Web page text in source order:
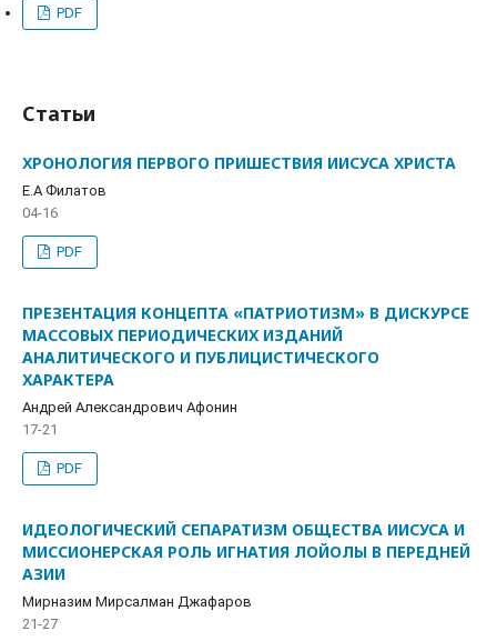
PDF
Статьи
ХРОНОЛОГИЯ ПЕРВОГО ПРИШЕСТВИЯ ИИСУСА ХРИСТА
Е.А Филатов
04-16
PDF
ПРЕЗЕНТАЦИЯ КОНЦЕПТА «ПАТРИОТИЗМ» В ДИСКУРСЕ
МАССОВЫХ ПЕРИОДИЧЕСКИХ ИЗДАНИЙ
АНАЛИТИЧЕСКОГО И ПУБЛИЦИСТИЧЕСКОГО
ХАРАКТЕРА
Андрей Александрович Афонин
17-21
PDF
ИДЕОЛОГИЧЕСКИЙ СЕПАРАТИЗМ ОБЩЕСТВА ИИСУСА И
МИССИОНЕРСКАЯ РОЛЬ ИГНАТИЯ ЛОЙОЛЫ В ПЕРЕДНЕЙ
АЗИИ
Мирназим Мирсалман Джафаров
21-27